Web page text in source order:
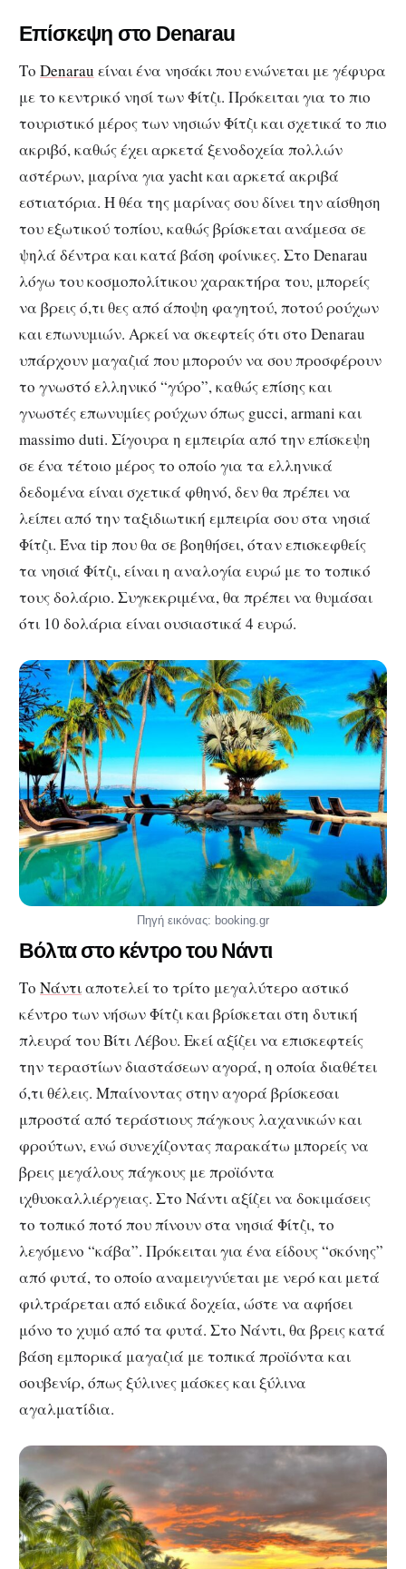
Επίσκεψη στο Denarau
Το Denarau είναι ένα νησάκι που ενώνεται με γέφυρα
με το κεντρικό νησί των Φίτζι. Πρόκειται για το πιο
τουριστικό μέρος των νησιών Φίτζι και σχετικά το πιο
ακριβό, καθώς έχει αρκετά ξενοδοχεία πολλών
αστέρων, μαρίνα για yacht και αρκετά ακριβά
εστιατόρια. Η θέα της μαρίνας σου δίνει την αίσθηση
του εξωτικού τοπίου, καθώς βρίσκεται ανάμεσα σε
ψηλά δέντρα και κατά βάση φοίνικες. Στο Denarau
λόγω του κοσμοπολίτικου χαρακτήρα του, μπορείς
να βρεις ό,τι θες από άποψη φαγητού, ποτού ρούχων
και επωνυμιών. Αρκεί να σκεφτείς ότι στο Denarau
υπάρχουν μαγαζιά που μπορούν να σου προσφέρουν
το γνωστό ελληνικό “γύρο”, καθώς επίσης και
γνωστές επωνυμίες ρούχων όπως gucci, armani και
massimo duti. Σίγουρα η εμπειρία από την επίσκεψη
σε ένα τέτοιο μέρος το οποίο για τα ελληνικά
δεδομένα είναι σχετικά φθηνό, δεν θα πρέπει να
λείπει από την ταξιδιωτική εμπειρία σου στα νησιά
Φίτζι. Ένα tip που θα σε βοηθήσει, όταν επισκεφθείς
τα νησιά Φίτζι, είναι η αναλογία ευρώ με το τοπικό
τους δολάριο. Συγκεκριμένα, θα πρέπει να θυμάσαι
ότι 10 δολάρια είναι ουσιαστικά 4 ευρώ.
Πηγή εικόνας: booking.gr
Βόλτα στο κέντρο του Νάντι
Το Νάντιαποτελεί το τρίτο μεγαλύτερο αστικό
κέντρο των νήσων Φίτζι και βρίσκεται στη δυτική
πλευρά του Βίτι Λέβου. Εκεί αξίζει να επισκεφτείς
την τεραστίων διαστάσεων αγορά, η οποία διαθέτει
ό,τι θέλεις. Μπαίνοντας στην αγορά βρίσκεσαι
μπροστά από τεράστιους πάγκους λαχανικών και
φρούτων, ενώ συνεχίζοντας παρακάτω μπορείς να
βρεις μεγάλους πάγκους με προϊόντα
ιχθυοκαλλιέργειας. Στο Νάντι αξίζει να δοκιμάσεις
το τοπικό ποτό που πίνουν στα νησιά Φίτζι, το
λεγόμενο “κάβα”. Πρόκειται για ένα είδους “σκόνης”
από φυτά, το οποίο αναμειγνύεται με νερό και μετά
φιλτράρεται από ειδικά δοχεία, ώστε να αφήσει
μόνο το χυμό από τα φυτά. Στο Νάντι, θα βρεις κατά
βάση εμπορικά μαγαζιά με τοπικά προϊόντα και
σουβενίρ, όπως ξύλινες μάσκες και ξύλινα
αγαλματίδια.